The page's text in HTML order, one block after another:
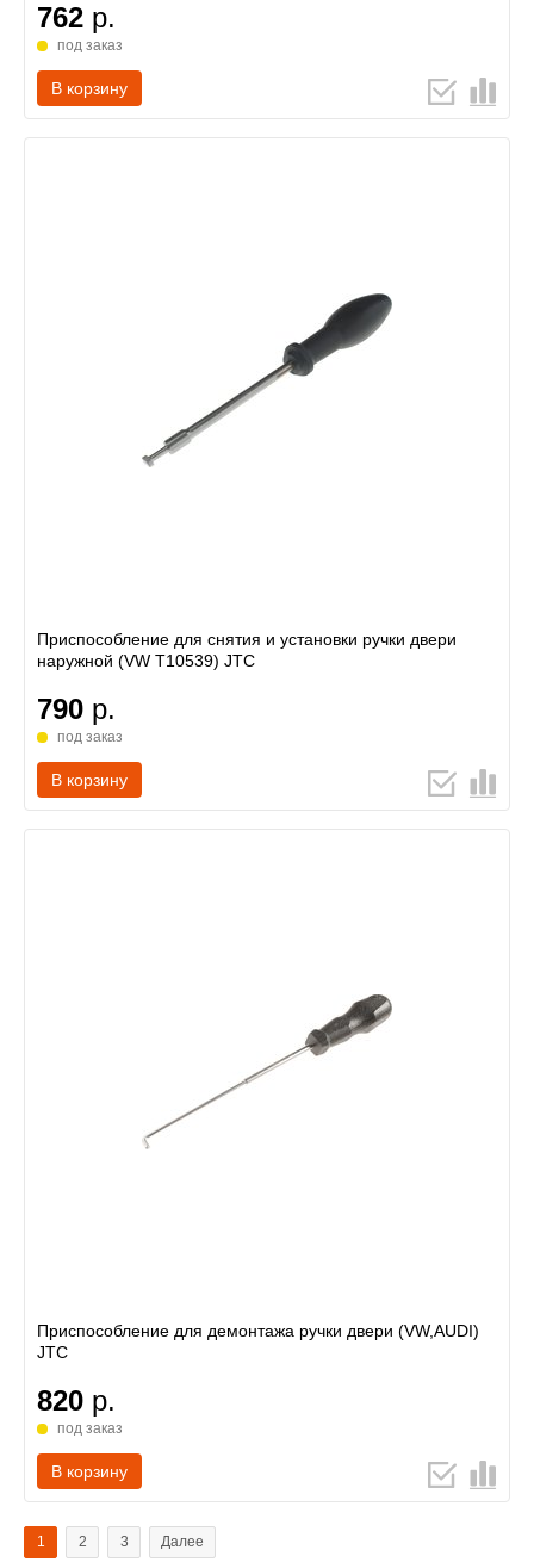
762 р.
под заказ
В корзину
Приспособление для снятия и установки ручки двери
наружной (VW T10539) JTC
790 р.
под заказ
В корзину
Приспособление для демонтажа ручки двери (VW,AUDI)
JTC
820 р.
под заказ
В корзину
1 2 3 Далее